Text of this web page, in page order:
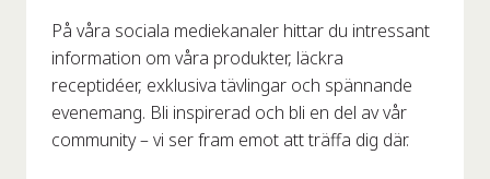
På våra sociala mediekanaler hittar du intressant
information om våra produkter, läckra
receptidéer, exklusiva tävlingar och spännande
evenemang. Bli inspirerad och bli en del av vår
community – vi ser fram emot att träffa dig där.